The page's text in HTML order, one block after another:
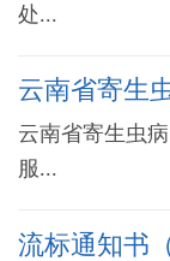
处...
云南省寄生
云南省寄生虫
服...
流标通知书